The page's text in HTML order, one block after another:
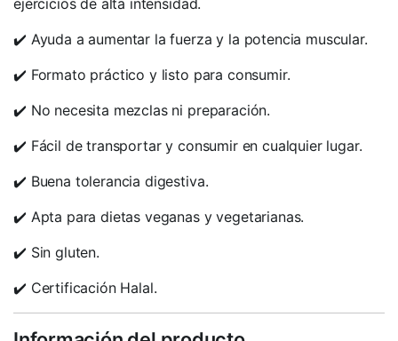
ejercicios de alta intensidad.
✔️ Ayuda a aumentar la fuerza y la potencia muscular.
✔️ Formato práctico y listo para consumir.
✔️ No necesita mezclas ni preparación.
✔️ Fácil de transportar y consumir en cualquier lugar.
✔️ Buena tolerancia digestiva.
✔️ Apta para dietas veganas y vegetarianas.
✔️ Sin gluten.
✔️ Certificación Halal.